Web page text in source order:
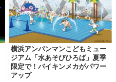
横浜アンパンマンこどもミュー
ジアム「水あそびひろば」夏季
限定で！バイキンメカがパワー
アップ